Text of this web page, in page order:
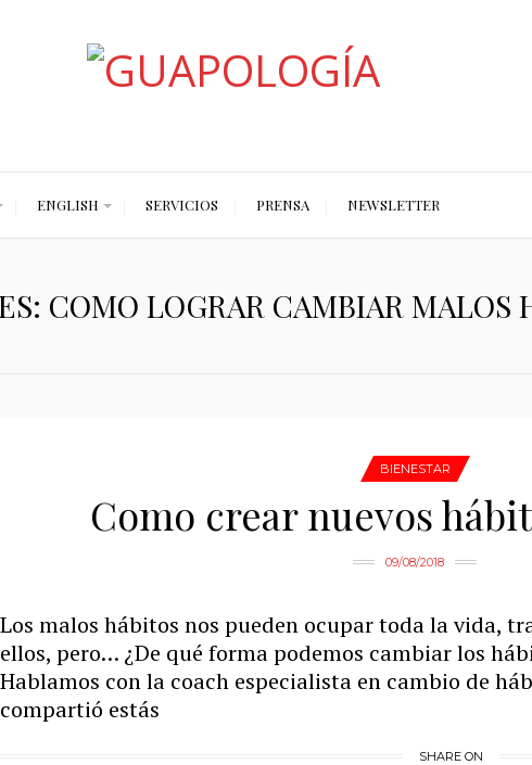
ENGLISH SERVICIOS PRENSA NEWSLETTER
COMO LOGRAR CAMBIAR MALOS
BIENESTAR
Como crear nuevos
09/08/2018
Los malos hábitos nos pueden ocupar toda la vida,
ellos, pero… ¿De qué forma podemos cambiar los
Hablamos con la coach especialista en cambio de
compartió estás
SHARE ON